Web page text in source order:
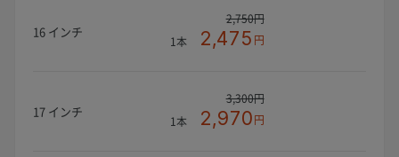
16 インチ
1本
2,750円
2,475 円
17 インチ
1本
3,300円
2,970円